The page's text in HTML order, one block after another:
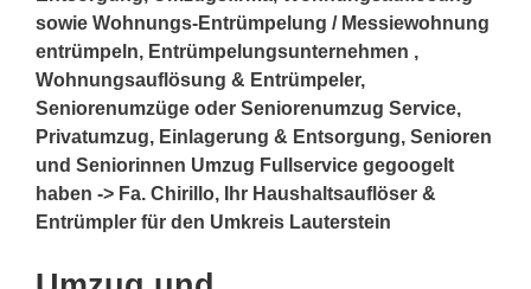
sowie Wohnungs-Entrümpelung / Messiewohnung
entrümpeln, Entrümpelungsunternehmen ,
Wohnungsauflösung & Entrümpeler,
Seniorenumzüge oder Seniorenumzug Service,
Privatumzug, Einlagerung & Entsorgung, Senioren
und Seniorinnen Umzug Fullservice gegoogelt
haben -> Fa. Chirillo, Ihr Haushaltsauflöser &
Entrümpler für den Umkreis Lauterstein